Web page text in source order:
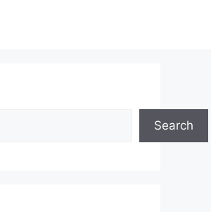
Search